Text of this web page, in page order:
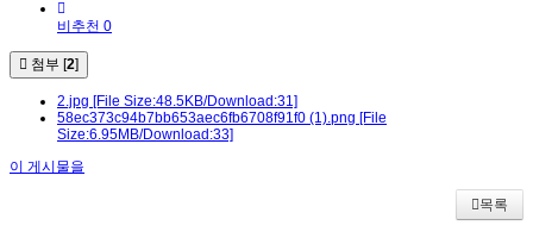
비추천 0
첨부 [2]
2.jpg [File Size:48.5KB/Download:31]
58ec373c94b7bb653aec6fb6708f91f0 (1).png [File
Size:6.95MB/Download:33]
이 게시물을
목록